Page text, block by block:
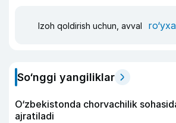
Izoh qoldirish uchun, avval
So‘nggi yangiliklar
O‘zbekistonda chorvachilik
ajratiladi